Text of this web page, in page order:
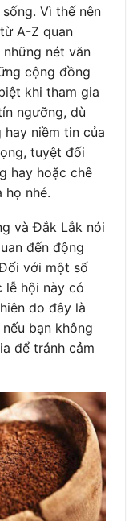
Vì thế nên
A-Z quan
nét văn
cộng đồng
khi tham gia
ngưỡng, dù
niềm tin của
tuyệt đối
hay hoặc chê
họ nhé.
và Đắk Lắk nói
đến động
với một số
lễ hội này có
do đây là
bạn không
để tránh cảm